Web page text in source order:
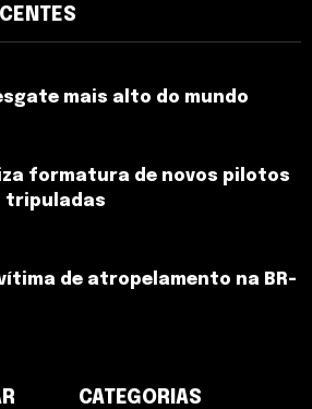
mais alto do mundo
formatura de novos pilotos
tripuladas
de atropelamento na BR-
CATEGORIAS